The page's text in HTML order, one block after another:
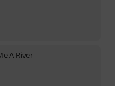
A River